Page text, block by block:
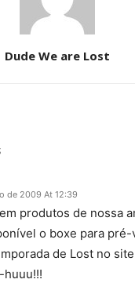
Dude We are Lost
de 2009 At 12:39
produtos de nossa
o boxe para pré-
de Lost no site
huuu!!!